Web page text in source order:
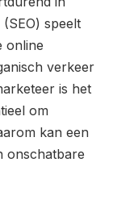
speelt
online
verkeer
is het
om
kan een
onschatbare